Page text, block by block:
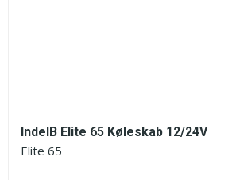
IndelB Elite 65 Køleskab 12/24V
Elite 65